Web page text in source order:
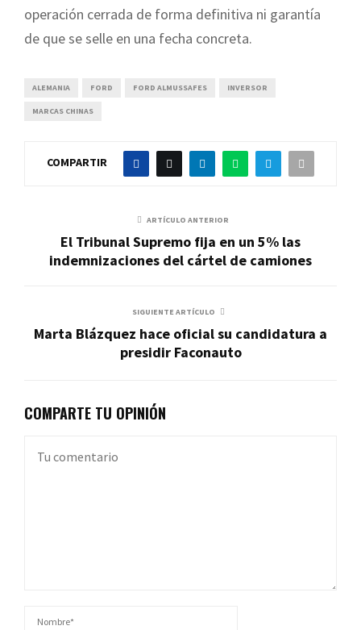
operación cerrada de forma definitiva ni garantía
de que se selle en una fecha concreta.
ALEMANIA FORD FORD ALMUSSAFES INVERSOR
MARCAS CHINAS
COMPARTIR
ARTÍCULO ANTERIOR
El Tribunal Supremo fija en un 5% las
indemnizaciones del cártel de camiones
SIGUIENTE ARTÍCULO
Marta Blázquez hace oficial su candidatura a
presidir Faconauto
COMPARTE TU OPINIÓN